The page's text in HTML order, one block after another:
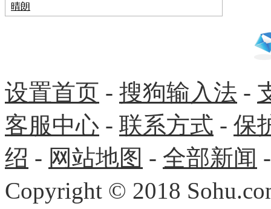
晴朗
设置首页 - 搜狗输入法 -
客服中心 - 联系方式 - 保
绍 - 网站地图 - 全部新闻
Copyright © 2018